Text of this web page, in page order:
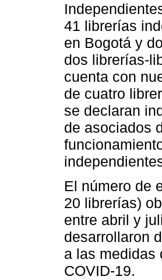
41 librerías
en Bogotá y
dos librerías-
cuenta con
de cuatro
se declaran
de asociados
El número de
20 librerías)
entre abril y
desarrollaron
a las medidas
COVID-19.